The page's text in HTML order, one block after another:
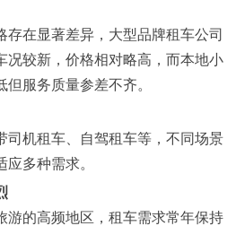
存在显著差异，大型品牌租车公司
况较新，价格相对略高，而本地小
服务质量参差不齐。
司机租车、自驾租车等，不同场景
多种需求。
游的高频地区，租车需求常年保持